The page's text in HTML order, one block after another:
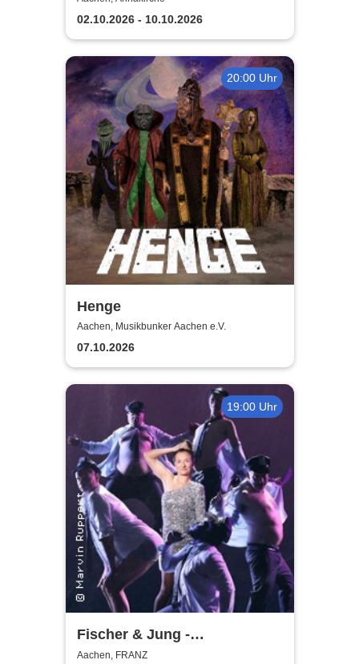
SPECTRUM
02.10.2026 - 10.10.2026
20:00 Uhr
Henge
Aachen, Musikbunker Aachen e.V.
07.10.2026
19:00 Uhr
Fischer & Jung -
Mädelsabend
Aachen, FRANZ